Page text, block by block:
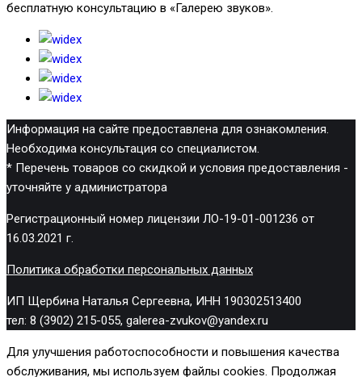
бесплатную консультацию в «Галерею звуков».
Информация на сайте предоставлена для ознакомления.
Необходима консультация со специалистом.
* Перечень товаров со скидкой и условия предоставления -
уточняйте у администратора
Регистрационный номер лицензии ЛО-19-01-001236 от
16.03.2021 г.
Политика обработки персональных данных
ИП Щербина Наталья Сергеевна, ИНН 190302513400
тел: 8 (3902) 215-055, galerea-zvukov@yandex.ru
Для улучшения работоспособности и повышения качества
обслуживания, мы используем файлы cookies. Продолжая